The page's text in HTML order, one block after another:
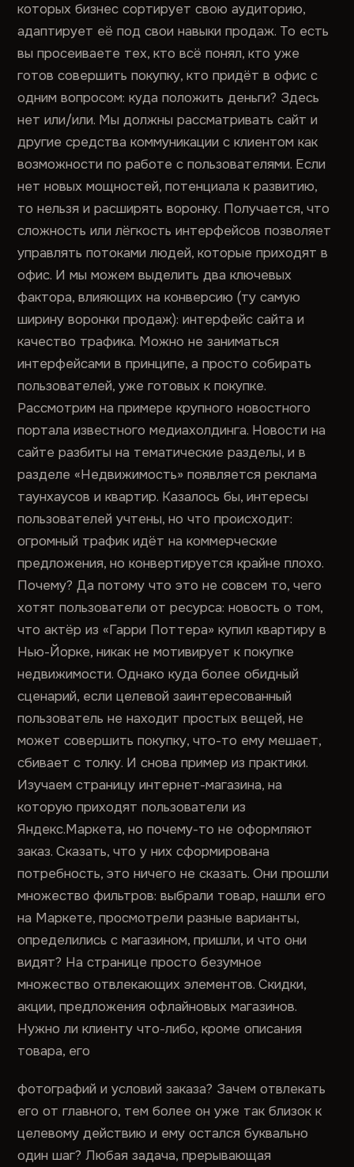
которых бизнес сортирует свою аудиторию,
адаптирует её под свои навыки продаж. То есть
вы просеиваете тех, кто всё понял, кто уже
готов совершить покупку, кто придёт в офис с
одним вопросом: куда положить деньги? Здесь
нет или/или. Мы должны рассматривать сайт и
другие средства коммуникации с клиентом как
возможности по работе с пользователями. Если
нет новых мощностей, потенциала к развитию,
то нельзя и расширять воронку. Получается, что
сложность или лёгкость интерфейсов позволяет
управлять потоками людей, которые приходят в
офис. И мы можем выделить два ключевых
фактора, влияющих на конверсию (ту самую
ширину воронки продаж): интерфейс сайта и
качество трафика. Можно не заниматься
интерфейсами в принципе, а просто собирать
пользователей, уже готовых к покупке.
Рассмотрим на примере крупного новостного
портала известного медиахолдинга. Новости на
сайте разбиты на тематические разделы, и в
разделе «Недвижимость» появляется реклама
таунхаусов и квартир. Казалось бы, интересы
пользователей учтены, но что происходит:
огромный трафик идёт на коммерческие
предложения, но конвертируется крайне плохо.
Почему? Да потому что это не совсем то, чего
хотят пользователи от ресурса: новость о том,
что актёр из «Гарри Поттера» купил квартиру в
Нью-Йорке, никак не мотивирует к покупке
недвижимости. Однако куда более обидный
сценарий, если целевой заинтересованный
пользователь не находит простых вещей, не
может совершить покупку, что-то ему мешает,
сбивает с толку. И снова пример из практики.
Изучаем страницу интернет-магазина, на
которую приходят пользователи из
Яндекс.Маркета, но почему-то не оформляют
заказ. Сказать, что у них сформирована
потребность, это ничего не сказать. Они прошли
множество фильтров: выбрали товар, нашли его
на Маркете, просмотрели разные варианты,
определились с магазином, пришли, и что они
видят? На странице просто безумное
множество отвлекающих элементов. Скидки,
акции, предложения офлайновых магазинов.
Нужно ли клиенту что-либо, кроме описания
товара, его
фотографий и условий заказа? Зачем отвлекать
его от главного, тем более он уже так близок к
целевому действию и ему остался буквально
один шаг? Любая задача, прерывающая